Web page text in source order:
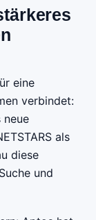
eine
verbindet:
neue
als
diese
und